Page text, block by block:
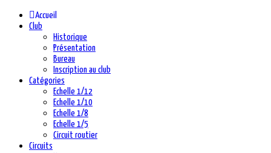
Accueil
Club
Historique
Présentation
Bureau
Inscription au club
Catégories
Echelle 1/12
Echelle 1/10
Echelle 1/8
Echelle 1/5
Circuit routier
Circuits
précédente
précédent
suivante
suivant